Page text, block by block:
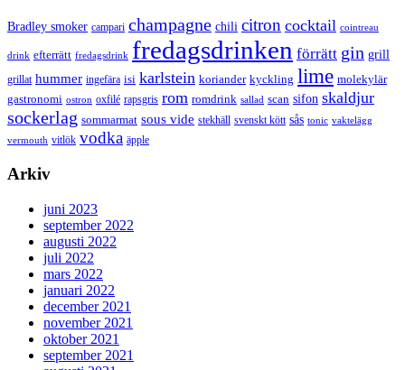
Bradley smoker campari champagne chili citron cocktail cointreau
drink efterrätt fredagsdrink fredagsdrinken förrätt gin grill
grillat hummer ingefära isi karlstein koriander kyckling lime molekylär
gastronomi ostron oxfilé rapsgris rom romdrink sallad scan sifon skaldjur
sockerlag sommarmat sous vide stekhäll svenskt kött sås tonic vaktelägg
vermouth vitlök vodka äpple
Arkiv
juni 2023
september 2022
augusti 2022
juli 2022
mars 2022
januari 2022
december 2021
november 2021
oktober 2021
september 2021